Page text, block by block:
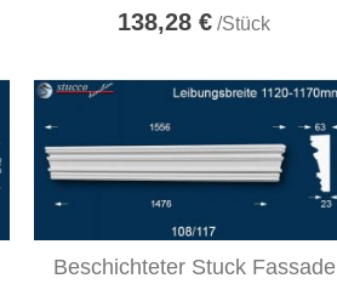
138,28 € /Stück
Beschichteter Stuck Fassade